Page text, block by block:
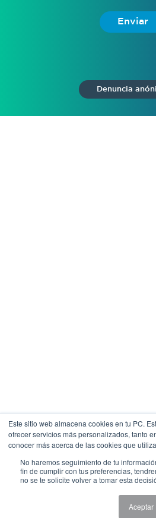
Este sitio web almacena cookies en tu PC.
ofrecer servicios más personalizados, tanto
conocer más acerca de las cookies que
No haremos seguimiento de tu
fin de cumplir con tus preferencias,
no se te solicite volver a tomar esta
Aceptar
Enviar
Denuncia